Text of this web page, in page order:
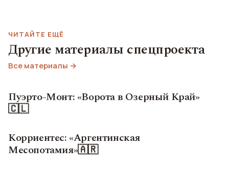
ЧИТАЙТЕ ЕЩЁ
Другие материалы спецпроекта
Все материалы →
Пуэрто-Монт: «Ворота в Озерный Край»
🇨🇱
Корриентес: «Аргентинская
Месопотамия»🇦🇷